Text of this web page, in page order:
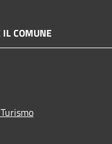
COMUNE